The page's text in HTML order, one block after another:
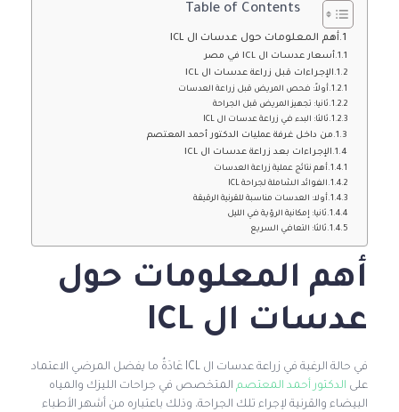
Table of Contents
أهم المعلومات حول عدسات ال ICL
أسعار عدسات ال ICL في مصر
الإجراءات قبل زراعة عدسات ال ICL
أولاً: فحص المريض قبل زراعة العدسات
ثانيا: تجهيز المريض قبل الجراحة
ثالثا: البدء في زراعة عدسات ال ICL
من داخل غرفة عمليات الدكتور أحمد المعتصم
الإجراءات بعد زراعة عدسات ال ICL
أهم نتائج عملية زراعة العدسات
الفوائد الشاملة لجراحة ICL
أولا: العدسات مناسبة للقرنية الرقيقة
ثانيا: إمكانية الرؤية في الليل
ثالثا: التعافي السريع
أهم المعلومات حول
عدسات ال ICL
في حالة الرغبة في زراعة عدسات ال ICL عَادَةٌ ما يفضل المرضي الاعتماد
على الدكتور أحمد المعتصم المتخصص في جراحات الليزك والمياه
البيضاء والقرنية لإجراء تلك الجراحة، وذلك باعتباره من أشهر الأطباء